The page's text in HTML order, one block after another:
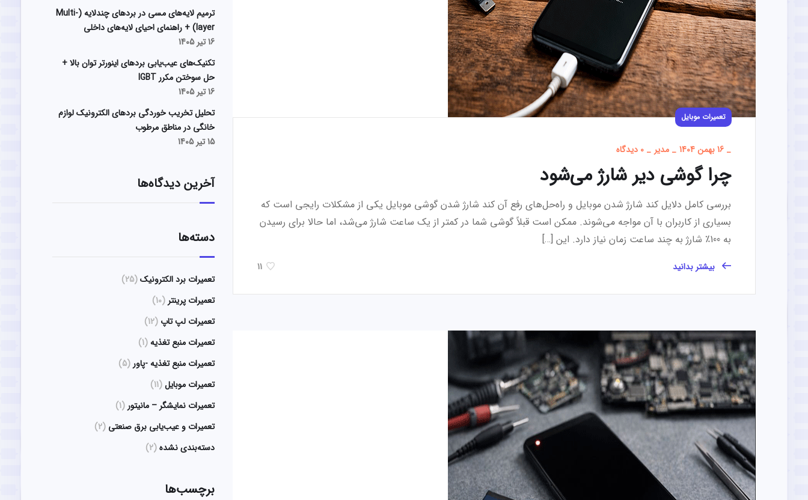
تعمیرات موبایل
_ 16 بهمن 1404 _ مدیر _ 0 دیدگاه
چرا گوشی دیر شارژ می‌شود
بررسی کامل دلایل کند شارژ شدن موبایل و راه‌حل‌های رفع آن کند شارژ شدن گوشی موبایل یکی از مشکلات رایجی است که
بسیاری از کاربران با آن مواجه می‌شوند. ممکن است قبلاً گوشی شما در کمتر از یک ساعت شارژ می‌شد، اما حالا برای رسیدن
به 100٪ شارژ به چند ساعت زمان نیاز دارد. این […]
بیشتر بدانید 11
ترمیم لایه‌های مسی در بردهای چندلایه (Multi-
layer) + راهنمای احیای لایه‌های داخلی
16 تیر 1405
تکنیک‌های عیب‌یابی بردهای اینورتر توان بالا +
حل سوختن مکرر IGBT
16 تیر 1405
تحلیل تخریب خوردگی بردهای الکترونیک لوازم
خانگی در مناطق مرطوب
15 تیر 1405
آخرین دیدگاه‌ها
دسته‌ها
تعمیرات برد الکترونیک(25)
تعمیرات پرینتر (10)
تعمیرات لپ تاپ (12)
تعمیرات منبع تغذیه(1)
تعمیرات منبع تغذیه -پاور (5)
تعمیرات موبایل(11)
تعمیرات نمایشگر – مانیتور (1)
تعمیرات و عیب‌یابی برق صنعتی (2)
دسته‌بندی نشده(2)
برچسب‌ها